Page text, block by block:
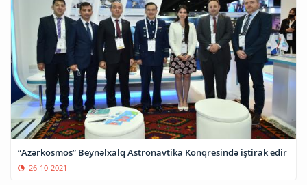
“Azərkosmos” Beynəlxalq Astronavtika Konqresində iştirak edir
26-10-2021